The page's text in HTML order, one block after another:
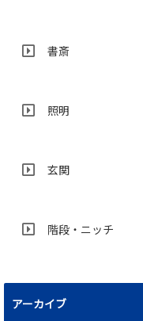
書斎
照明
玄関
階段・ニッチ
アーカイブ